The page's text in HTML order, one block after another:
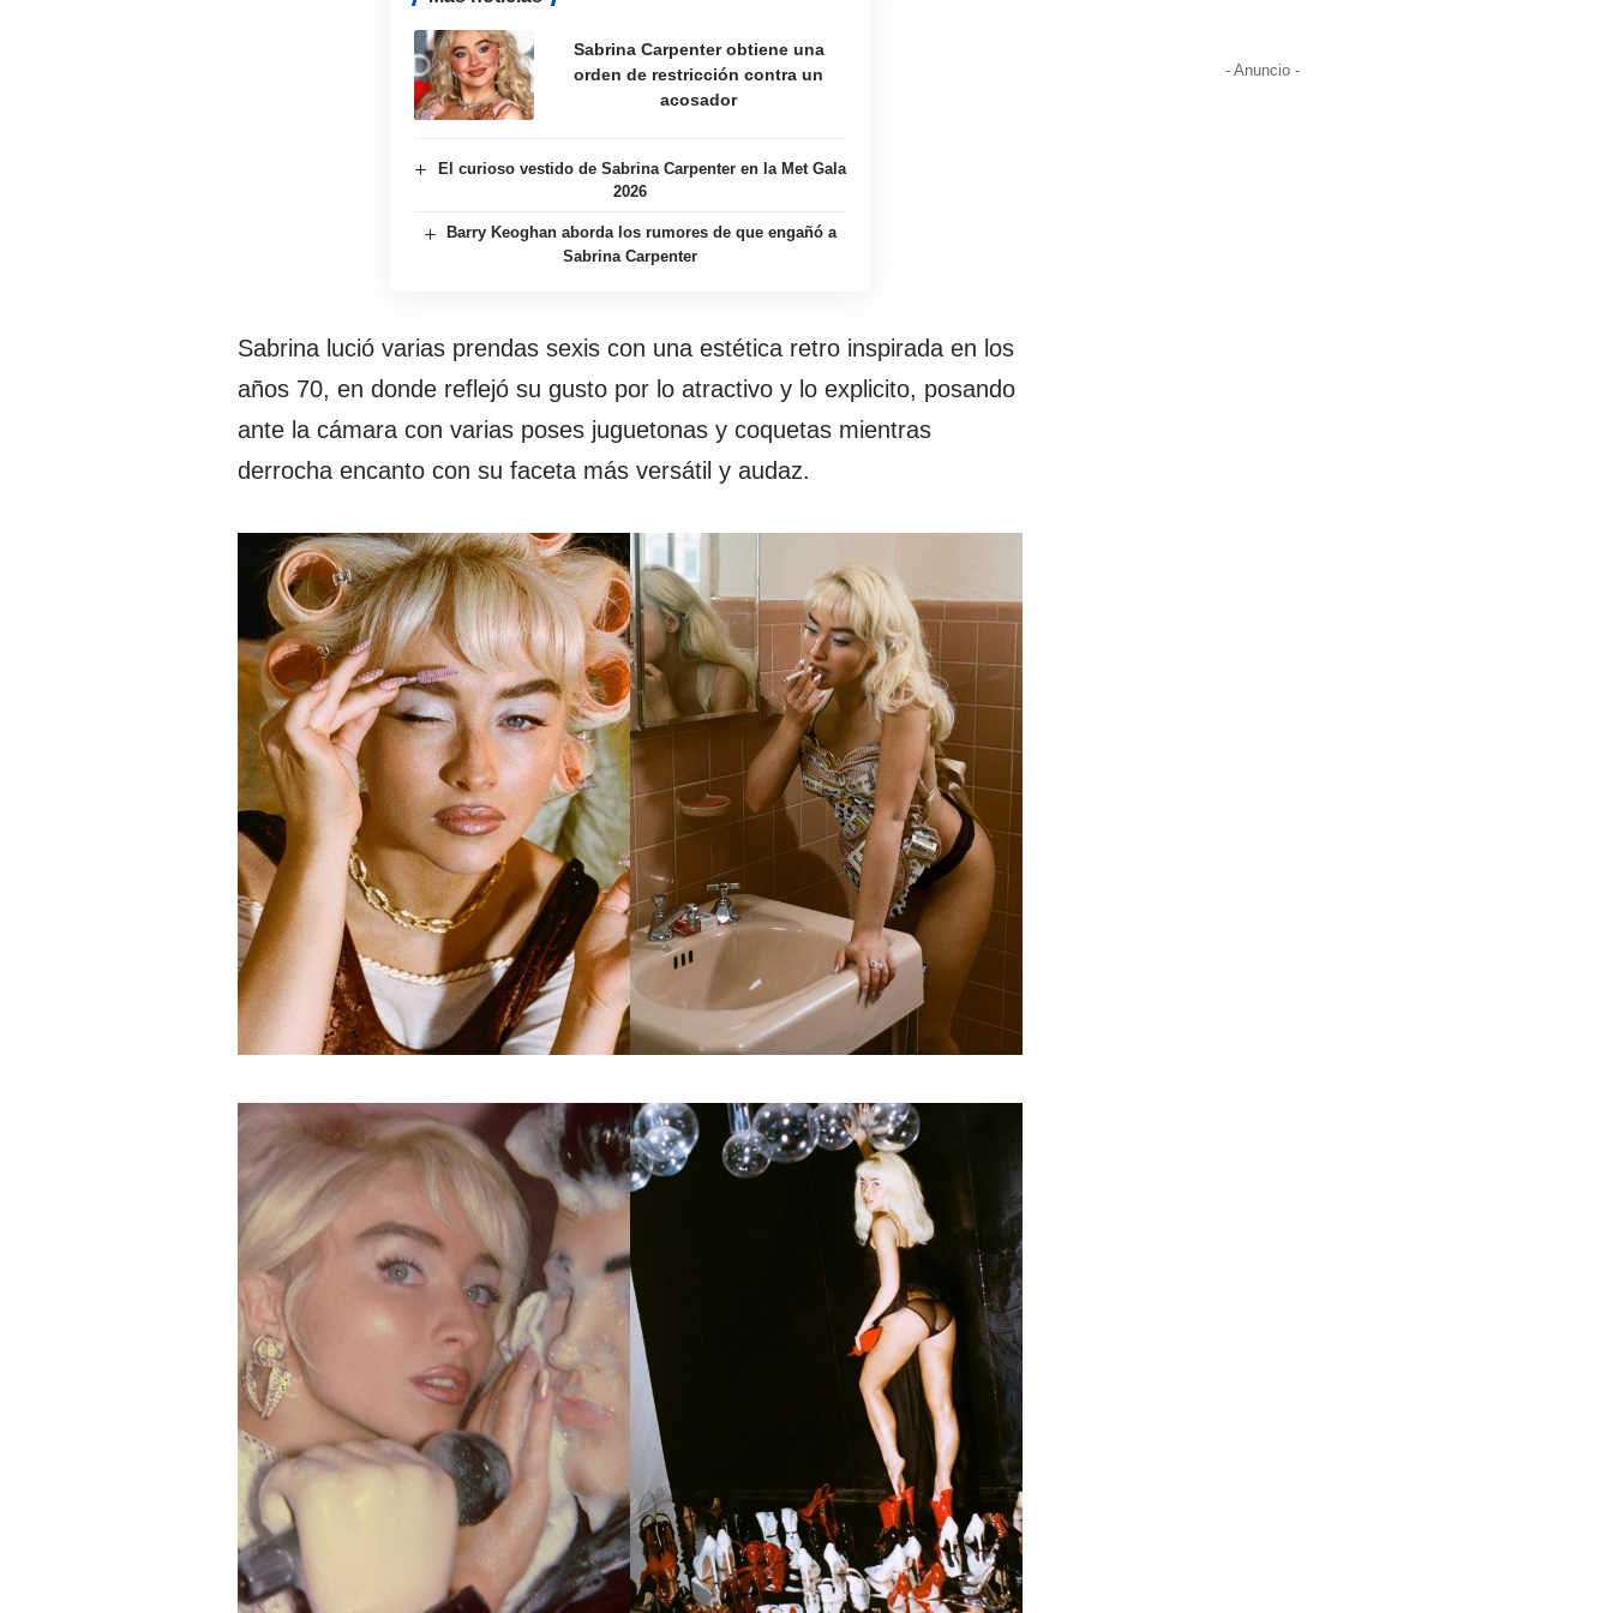
Sabrina Carpenter obtiene una
orden de restricción contra un
acosador
El curioso vestido de Sabrina Carpenter en la Met Gala
2026
Barry Keoghan aborda los rumores de que engañó a
Sabrina Carpenter
Sabrina lució varias prendas sexis con una estética retro inspirada en los
años 70, en donde reflejó su gusto por lo atractivo y lo explicito, posando
ante la cámara con varias poses juguetonas y coquetas mientras
derrocha encanto con su faceta más versátil y audaz.
- Anuncio -